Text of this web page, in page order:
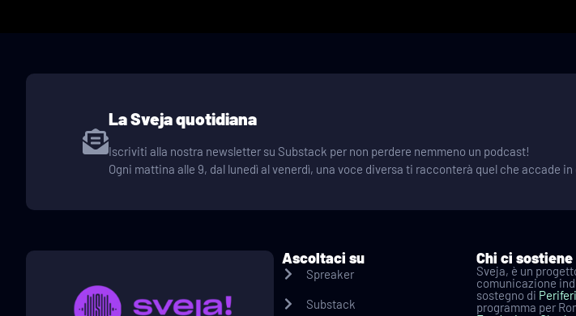
La Sveja quotidiana
Iscriviti alla nostra newsletter su Substack per non perdere nemmeno un podcast!
Ogni mattina alle 9, dal lunedì al venerdì, una voce diversa ti racconterà quel che accade
Ascoltaci su
Spreaker
Substack
Chi ci sostiene
Sveja, è un
comunicazione
sostegno di
programma per